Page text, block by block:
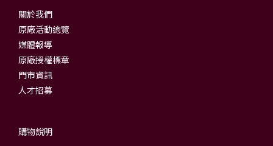
關於我們
原廠活動總覽
媒體報導
原廠授權標章
門市資訊
人才招募
購物說明